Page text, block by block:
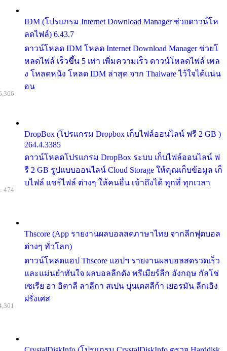
IDM (โปรแกรม Internet Download Manager ช่วยดาวน์โห
ลดไฟล์) 6.43.7
ดาวน์โหลด IDM โหลด Internet Download Manager ช่วยโ
หลดไฟล์ เร็วขึ้น 5 เท่า เพิ่มความเร็ว ดาวน์โหลดไฟล์ เพล
ง โหลดหนัง โหลด IDM ล่าสุด จาก Thaiware ไว้ใจได้แน่น
อน
DropBox (โปรแกรม Dropbox เก็บไฟล์ออนไลน์ ฟรี 2 GB )
264.4.3385
ดาวน์โหลดโปรแกรม DropBox ระบบ เก็บไฟล์ออนไลน์ ฟ
รี 2 GB รูปแบบออนไลน์ Cloud Storage ให้คุณเก็บข้อมูล เก็
บไฟล์ แชร์ไฟล์ ต่างๆ ให้คนอื่น เข้าถึงได้ ทุกที่ ทุกเวลา
Thscore (App รายงานผลบอลสดภาษาไทย จากลีกฟุตบอล
ต่างๆ ทั่วโลก)
ดาวน์โหลดแอป Thscore แอปฯ รายงานผลบอลสดรวดเร็ว
และแม่นยำทันใจ ผลบอลลีกดัง พรีเมียร์ลีก อังกฤษ กัลโช่
เซเรีย อา อิตาลี ลาลีกา สเปน บุนเดสลีก้า เยอรมัน ลีกเอิง
ฝรั่งเศส
474